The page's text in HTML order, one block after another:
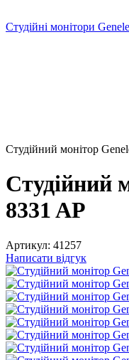
Студійні монітори
Студійний монітор
Студійний
8331 AP
Артикул: 41257
Написати відгук